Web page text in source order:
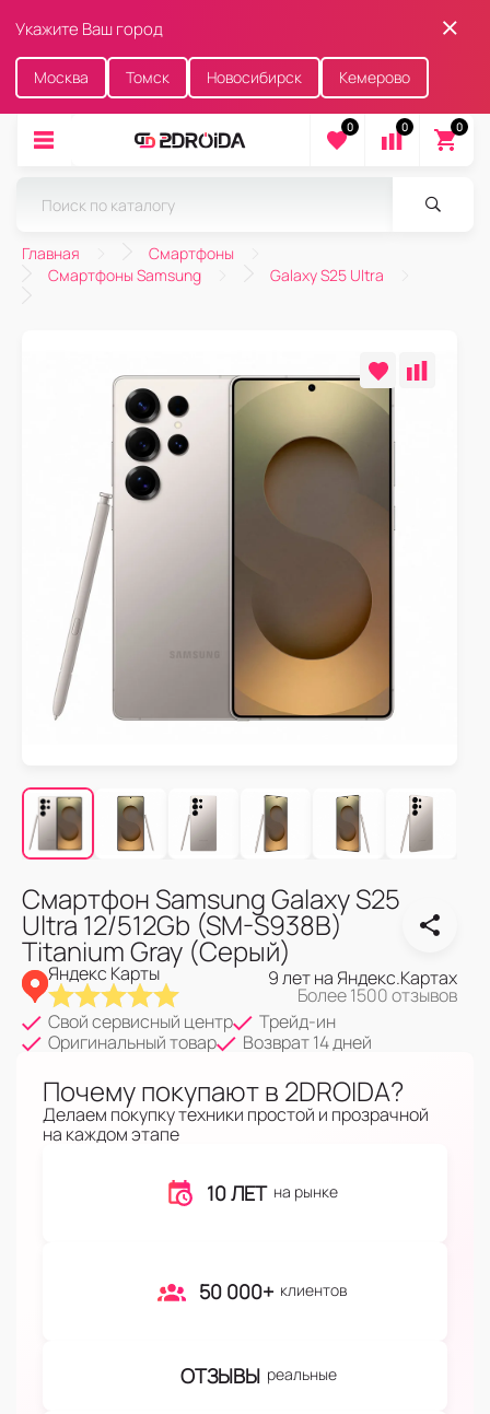
Укажите Ваш город
Москва Томск Новосибирск Кемерово
0 0 0
Главная
Смартфоны
Смартфоны Samsung
Galaxy S25 Ultra
Смартфон Samsung Galaxy S25
Ultra 12/512Gb (SM-S938B)
Titanium Gray (Серый)
Яндекс Карты 9 лет на Яндекс.Картах
Более 1500 отзывов
Свой сервисный центр
Трейд-ин
Оригинальный товар
Возврат 14 дней
Почему покупают в 2DROIDA?
Делаем покупку техники простой и прозрачной
на каждом этапе
10 ЛЕТ на рынке
50 000+ клиентов
ОТЗЫВЫ реальные